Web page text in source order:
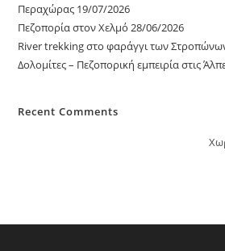
Περαχώρας 19/07/2026
Πεζοπορία στον Χελμό 28/06/2026
River trekking στο φαράγγι των
Δολομίτες – Πεζοπορική εμπειρία στις
Recent Comments